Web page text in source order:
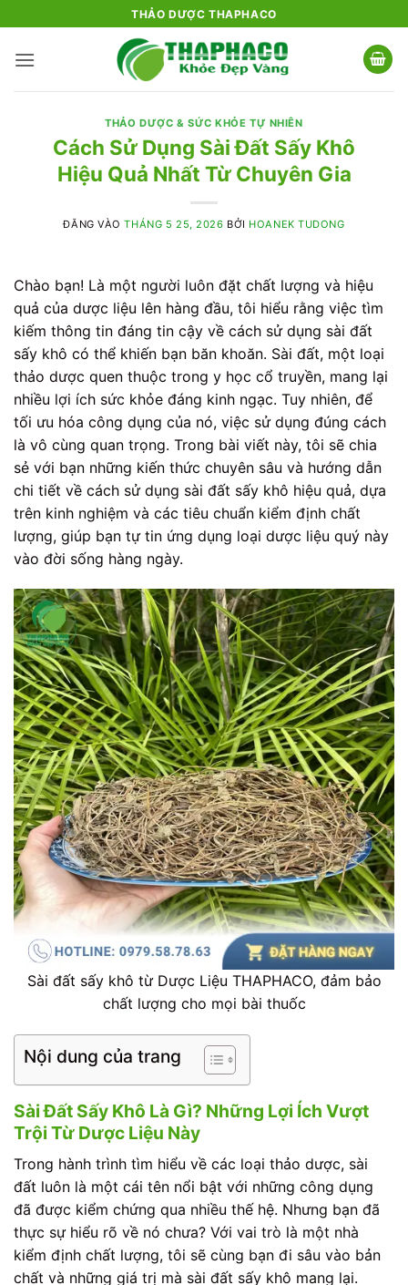
qua
nội
THẢO DƯỢC THAPHACO
THẢO DƯỢC & SỨC KHỎE TỰ NHIÊN
Cách Sử Dụng Sài Đất Sấy Khô
Hiệu Quả Nhất Từ Chuyên Gia
ĐĂNG VÀOTHÁNG 5 25, 2026 BỞI HOANEK TUDONG
Chào bạn! Là một người luôn đặt chất lượng và hiệu
quả của dược liệu lên hàng đầu, tôi hiểu rằng việc tìm
kiếm thông tin đáng tin cậy về cách sử dụng sài đất
sấy khô có thể khiến bạn băn khoăn. Sài đất, một loại
thảo dược quen thuộc trong y học cổ truyền, mang lại
nhiều lợi ích sức khỏe đáng kinh ngạc. Tuy nhiên, để
tối ưu hóa công dụng của nó, việc sử dụng đúng cách
là vô cùng quan trọng. Trong bài viết này, tôi sẽ chia
sẻ với bạn những kiến thức chuyên sâu và hướng dẫn
chi tiết về cách sử dụng sài đất sấy khô hiệu quả, dựa
trên kinh nghiệm và các tiêu chuẩn kiểm định chất
lượng, giúp bạn tự tin ứng dụng loại dược liệu quý này
vào đời sống hàng ngày.
Sài đất sấy khô từ Dược Liệu THAPHACO, đảm bảo
chất lượng cho mọi bài thuốc
Nội dung của trang
Sài Đất Sấy Khô Là Gì? Những Lợi Ích Vượt
Trội Từ Dược Liệu Này
Trong hành trình tìm hiểu về các loại thảo dược, sài
đất luôn là một cái tên nổi bật với những công dụng
đã được kiểm chứng qua nhiều thế hệ. Nhưng bạn đã
thực sự hiểu rõ về nó chưa? Với vai trò là một nhà
kiểm định chất lượng, tôi sẽ cùng bạn đi sâu vào bản
chất và những giá trị mà sài đất sấy khô mang lại.